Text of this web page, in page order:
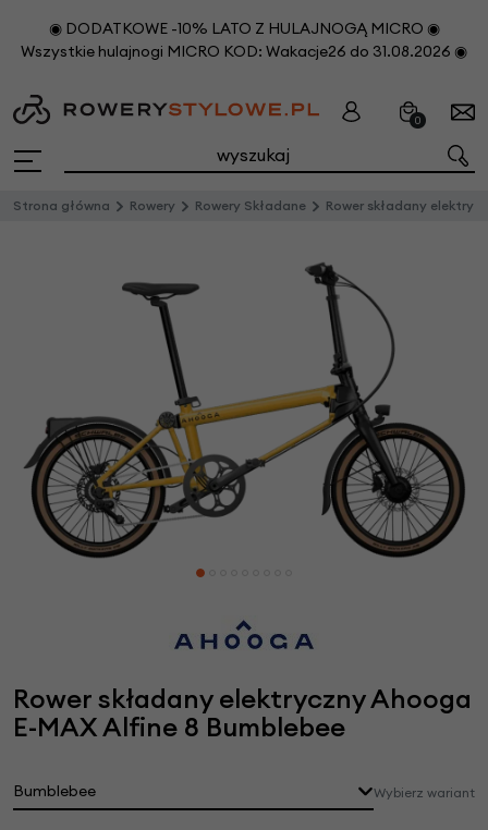
◉ DODATKOWE -10% LATO Z HULAJNOGĄ MICRO ◉
Wszystkie hulajnogi MICRO KOD: Wakacje26 do 31.08.2026 ◉
0
Strona główna Rowery Rowery Składane Rower składany elektryczny Ahooga E-MAX Alfine 8 Bumblebee
Rower składany elektryczny Ahooga
E-MAX Alfine 8 Bumblebee
Bumblebee Wybierz wariant